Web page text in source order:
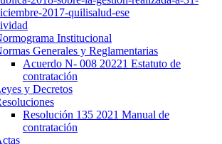
2017-quilisalud-ese
Institucional
Generales y Reglamentarias
Acuerdo N- 008 20221 Estatuto de
contratación
y Decretos
Resolución 135 2021 Manual de
contratación